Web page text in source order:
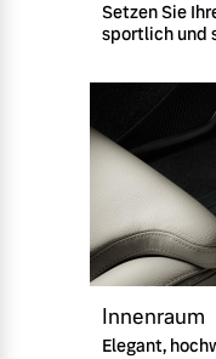
Setzen Sie
sportlich und
Innenraum
Elegant,